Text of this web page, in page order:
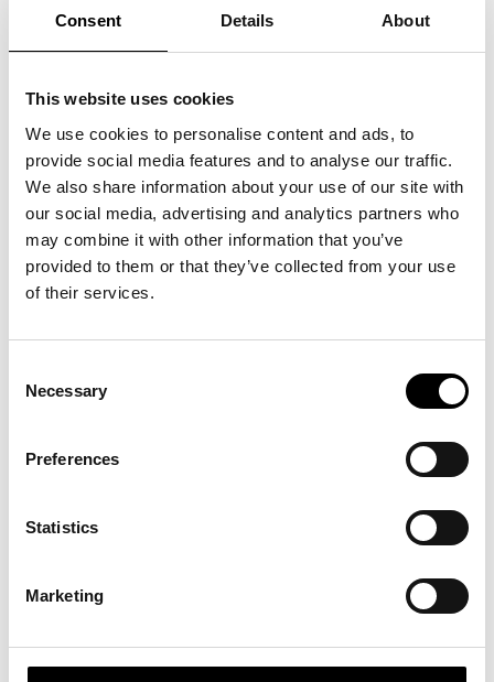
Consent Details About
This website uses cookies
We use cookies to personalise content and ads, to
provide social media features and to analyse our traffic.
We also share information about your use of our site with
our social media, advertising and analytics partners who
may combine it with other information that you’ve
provided to them or that they’ve collected from your use
of their services.
Selection
Necessary
Preferences
Statistics
Marketing
vars intäkter fortfarande gynnar våra medlemmar idag. Vidare till år
Svensk Handel och Svenskt Näringsliv, ett så kallat “agreed document”
vilket innebär att det utformas av både agent- och leverantörssidan.
År 1991 blev Agenturföretagen delägare i Svenska moderådet, som är ett